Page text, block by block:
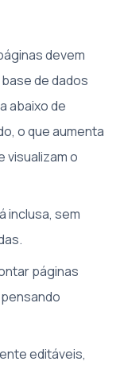
devem
de dados
abaixo de
o que aumenta
visualizam o
inclusa, sem
páginas
editáveis,